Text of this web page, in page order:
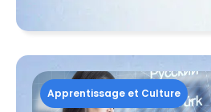
Apprentissage et Culture